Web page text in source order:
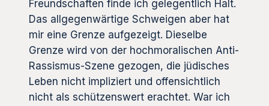
Freundschaften finde ich gelegentlich Halt.
Das allgegenwärtige Schweigen aber hat
mir eine Grenze aufgezeigt. Dieselbe
Grenze wird von der hochmoralischen Anti-
Rassismus-Szene gezogen, die jüdisches
Leben nicht impliziert und offensichtlich
nicht als schützenswert erachtet. War ich